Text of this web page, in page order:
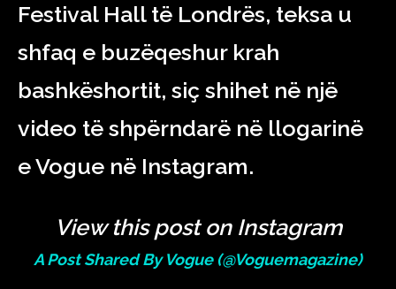
Festival Hall të Londrës, teksa u
shfaq e buzëqeshur krah
bashkëshortit, siç shihet në një
video të shpërndarë në llogarinë
e Vogue në Instagram.
View this post on Instagram
A Post Shared By Vogue (@voguemagazine)